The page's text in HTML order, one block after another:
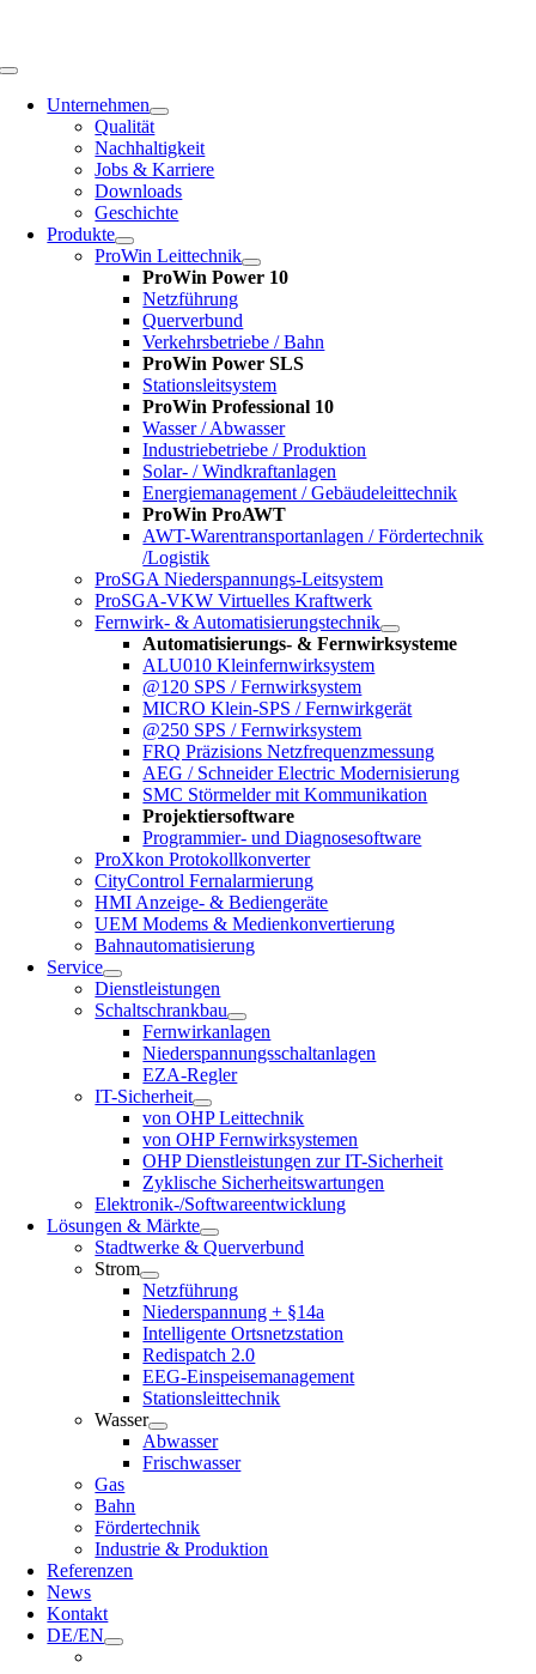
Toggle
NavigationUnternehmen
Qualität
Nachhaltigkeit
Jobs & Karriere
Downloads
Geschichte
Produkte
ProWin Leittechnik
ProWin Power 10
Netzführung
Querverbund
Verkehrsbetriebe / Bahn
ProWin Power SLS
Stationsleitsystem
ProWin Professional 10
Wasser / Abwasser
Industriebetriebe / Produktion
Solar- / Windkraftanlagen
Energiemanagement / Gebäudeleittechnik
ProWin ProAWT
AWT-Warentransportanlagen / Fördertechnik
/Logistik
ProSGA Niederspannungs-Leitsystem
ProSGA-VKW Virtuelles Kraftwerk
Fernwirk- & Automatisierungstechnik
Automatisierungs- & Fernwirksysteme
ALU010 Kleinfernwirksystem
@120 SPS / Fernwirksystem
MICRO Klein-SPS / Fernwirkgerät
@250 SPS / Fernwirksystem
FRQ Präzisions Netzfrequenzmessung
AEG / Schneider Electric Modernisierung
SMC Störmelder mit Kommunikation
Projektiersoftware
Programmier- und Diagnosesoftware
ProXkon Protokollkonverter
CityControl Fernalarmierung
HMI Anzeige- & Bediengeräte
UEM Modems & Medienkonvertierung
Bahnautomatisierung
Service
Dienstleistungen
Schaltschrankbau
Fernwirkanlagen
Niederspannungsschaltanlagen
EZA-Regler
IT-Sicherheit
von OHP Leittechnik
von OHP Fernwirksystemen
OHP Dienstleistungen zur IT-Sicherheit
Zyklische Sicherheitswartungen
Elektronik-/Softwareentwicklung
Lösungen & Märkte
Stadtwerke & Querverbund
Strom
Netzführung
Niederspannung + §14a
Intelligente Ortsnetzstation
Redispatch 2.0
EEG-Einspeisemanagement
Stationsleittechnik
Wasser
Abwasser
Frischwasser
Gas
Bahn
Fördertechnik
Industrie & Produktion
Referenzen
News
Kontakt
DE/EN